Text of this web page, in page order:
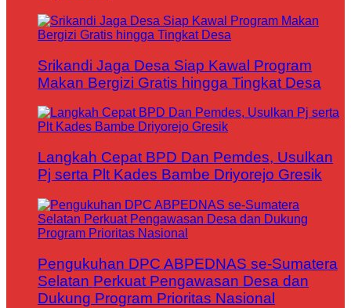
Srikandi Jaga Desa Siap Kawal Program
Makan Bergizi Gratis hingga Tingkat Desa
Langkah Cepat BPD Dan Pemdes, Usulkan
Pj serta Plt Kades Bambe Driyorejo Gresik
Pengukuhan DPC ABPEDNAS se-Sumatera
Selatan Perkuat Pengawasan Desa dan
Dukung Program Prioritas Nasional